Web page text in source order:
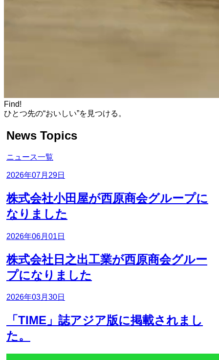
Find!
ひとつ先の“おいしい”を見つける。
News Topics
ニュース一覧
2026年07月29日
株式会社小田屋が西原商会グループに
なりました
2026年06月01日
株式会社日之出工業が西原商会グルー
プになりました
2026年03月30日
「TIME」誌アジア版に掲載されまし
た。